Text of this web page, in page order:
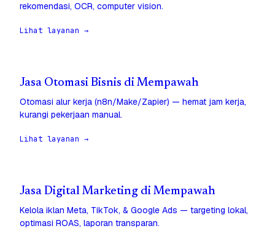
rekomendasi, OCR, computer vision.
Lihat layanan →
Jasa Otomasi Bisnis di Mempawah
Otomasi alur kerja (n8n/Make/Zapier) — hemat jam kerja,
kurangi pekerjaan manual.
Lihat layanan →
Jasa Digital Marketing di Mempawah
Kelola iklan Meta, TikTok, & Google Ads — targeting lokal,
optimasi ROAS, laporan transparan.